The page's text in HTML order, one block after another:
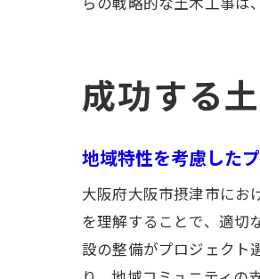
成功する
地域特性を考慮した
大阪府大阪市摂津市にお
を理解することで、適切
設の整備がプロジェクト